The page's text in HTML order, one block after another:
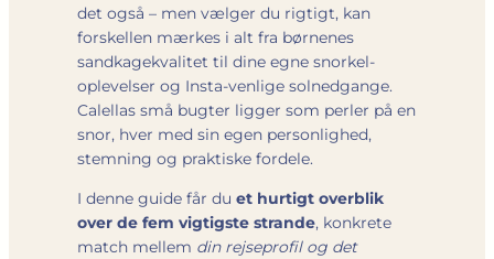
det også – men vælger du rigtigt, kan
forskellen mærkes i alt fra børnenes
sandkage­kvalitet til dine egne snorkel­
oplevelser og Insta-venlige solnedgange.
Calellas små bugter ligger som perler på en
snor, hver med sin egen personlighed,
stemning og praktiske fordele.
I denne guide får du et hurtigt overblik
over de fem vigtigste strande, konkrete
match mellem din rejseprofil og det